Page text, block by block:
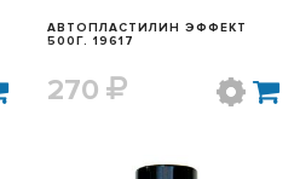
АВТОПЛАСТИЛИН ЭФФЕКТ
500Г. 19617
270